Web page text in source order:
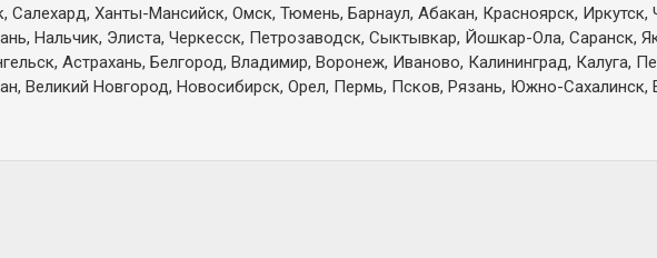
Салехард, Ханты-Мансийск, Омск, Тюмень, Барнаул, Абакан, Красноярск,
Нальчик, Элиста, Черкесск, Петрозаводск, Сыктывкар, Йошкар-Ола, Саранск,
Астрахань, Белгород, Владимир, Воронеж, Иваново, Калининград, Калуга,
Великий Новгород, Новосибирск, Орел, Пермь, Псков, Рязань, Южно-Сахалинск,